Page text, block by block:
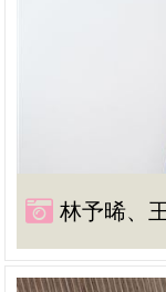
林予晞、